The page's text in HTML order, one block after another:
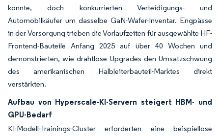
konnte, doch konkurrierten Verteidigungs- und
Automobilkäufer um dasselbe GaN-Wafer-Inventar. Engpässe
in der Versorgung trieben die Vorlaufzeiten für ausgewählte HF-
Frontend-Bauteile Anfang 2025 auf über 40 Wochen und
demonstrierten, wie drahtlose Upgrades den Umsatzschwung
des amerikanischen Halbleiterbauteil-Marktes direkt
verstärkten.
Aufbau von Hyperscale-KI-Servern steigert HBM- und
GPU-Bedarf
KI-Modell-Trainings-Cluster erforderten eine beispiellose